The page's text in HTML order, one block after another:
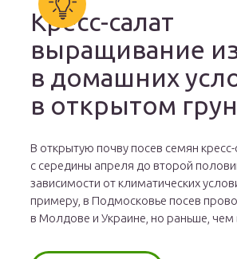
Кресс-салат
выращивание
в домашних
в открытом
В открытую почву посев семян
с середины апреля до второй
зависимости от климатических
примеру, в Подмосковье посев
в Молдове и Украине, но раньше, чем